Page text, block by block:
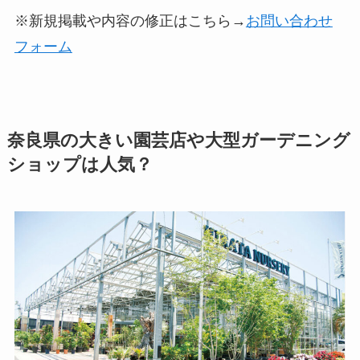
※新規掲載や内容の修正はこちら→ お問い合わせ
フォーム
奈良県の大きい園芸店や大型ガーデニング
ショップは人気？